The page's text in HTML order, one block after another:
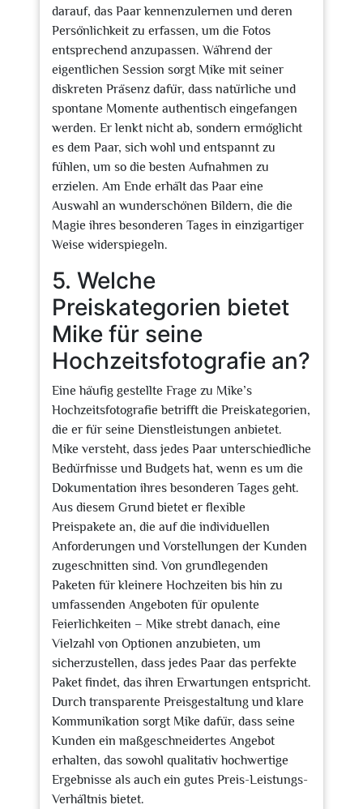
darauf, das Paar kennenzulernen und deren
Persönlichkeit zu erfassen, um die Fotos
entsprechend anzupassen. Während der
eigentlichen Session sorgt Mike mit seiner
diskreten Präsenz dafür, dass natürliche und
spontane Momente authentisch eingefangen
werden. Er lenkt nicht ab, sondern ermöglicht
es dem Paar, sich wohl und entspannt zu
fühlen, um so die besten Aufnahmen zu
erzielen. Am Ende erhält das Paar eine
Auswahl an wunderschönen Bildern, die die
Magie ihres besonderen Tages in einzigartiger
Weise widerspiegeln.
5. Welche
Preiskategorien bietet
Mike für seine
Hochzeitsfotografie an?
Eine häufig gestellte Frage zu Mike’s
Hochzeitsfotografie betrifft die Preiskategorien,
die er für seine Dienstleistungen anbietet.
Mike versteht, dass jedes Paar unterschiedliche
Bedürfnisse und Budgets hat, wenn es um die
Dokumentation ihres besonderen Tages geht.
Aus diesem Grund bietet er flexible
Preispakete an, die auf die individuellen
Anforderungen und Vorstellungen der Kunden
zugeschnitten sind. Von grundlegenden
Paketen für kleinere Hochzeiten bis hin zu
umfassenden Angeboten für opulente
Feierlichkeiten – Mike strebt danach, eine
Vielzahl von Optionen anzubieten, um
sicherzustellen, dass jedes Paar das perfekte
Paket findet, das ihren Erwartungen entspricht.
Durch transparente Preisgestaltung und klare
Kommunikation sorgt Mike dafür, dass seine
Kunden ein maßgeschneidertes Angebot
erhalten, das sowohl qualitativ hochwertige
Ergebnisse als auch ein gutes Preis-Leistungs-
Verhältnis bietet.